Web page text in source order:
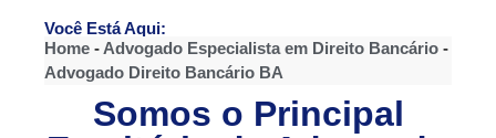
Você Está Aqui:
Home - Advogado Especialista em Direito Bancário -
Advogado Direito Bancário BA
Somos o Principal